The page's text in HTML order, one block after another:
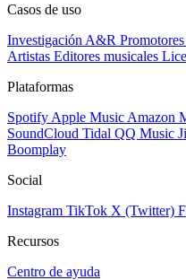
Casos de uso
Investigación A&R Promotores
Artistas Editores musicales
Plataformas
Spotify Apple Music Amazon
SoundCloud Tidal QQ Music
Boomplay
Social
Instagram TikTok X (Twitter)
Recursos
Centro de ayuda